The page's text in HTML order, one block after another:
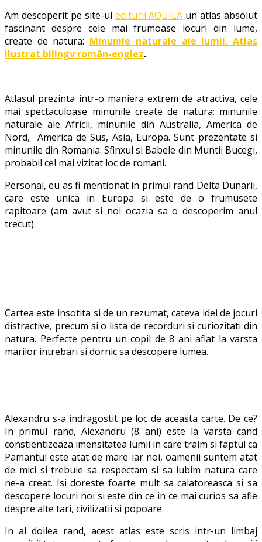
Am descoperit pe site-ul editurii AQUILA un atlas absolut
fascinant despre cele mai frumoase locuri din lume,
create de natura: Minunile naturale ale lumii. Atlas
ilustrat bilingv român-englez.
Atlasul prezinta intr-o maniera extrem de atractiva, cele
mai spectaculoase minunile create de natura: minunile
naturale ale Africii, minunile din Australia, America de
Nord, America de Sus, Asia, Europa. Sunt prezentate si
minunile din Romania: Sfinxul si Babele din Muntii Bucegi,
probabil cel mai vizitat loc de romani.
Personal, eu as fi mentionat in primul rand Delta Dunarii,
care este unica in Europa si este de o frumusete
rapitoare (am avut si noi ocazia sa o descoperim anul
trecut).
Cartea este insotita si de un rezumat, cateva idei de jocuri
distractive, precum si o lista de recorduri si curiozitati din
natura. Perfecte pentru un copil de 8 ani aflat la varsta
marilor intrebari si dornic sa descopere lumea.
Alexandru s-a indragostit pe loc de aceasta carte. De ce?
In primul rand, Alexandru (8 ani) este la varsta cand
constientizeaza imensitatea lumii in care traim si faptul ca
Pamantul este atat de mare iar noi, oamenii suntem atat
de mici si trebuie sa respectam si sa iubim natura care
ne-a creat. Isi doreste foarte mult sa calatoreasca si sa
descopere locuri noi si este din ce in ce mai curios sa afle
despre alte tari, civilizatii si popoare.
In al doilea rand, acest atlas este scris intr-un limbaj